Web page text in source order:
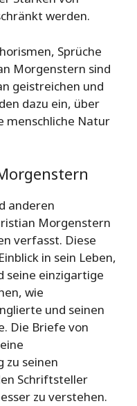
werden.
Sprüche
Morgenstern sind
geistreichen und
dazu ein, über
menschliche Natur
anderen
Morgenstern
verfasst. Diese
in sein Leben,
seine einzigartige
wie
und seinen
Die Briefe von
zu seinen
Schriftsteller
zu verstehen.